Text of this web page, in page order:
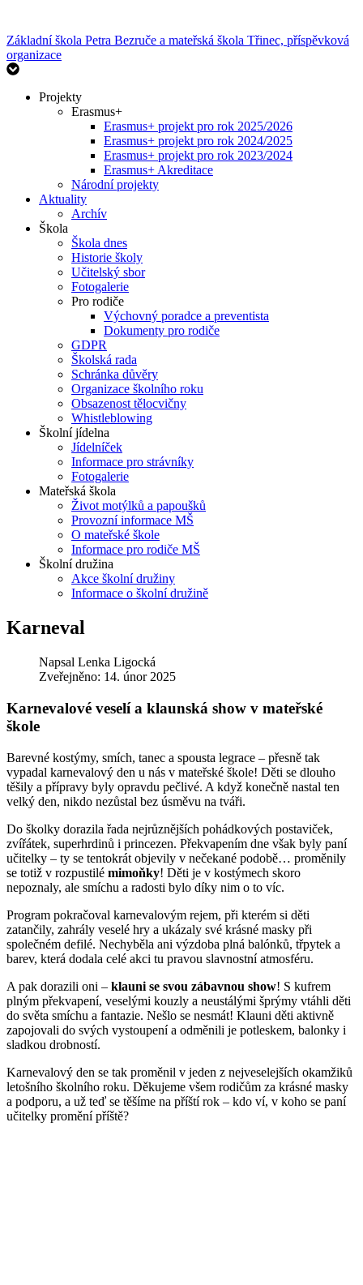
Základní škola Petra Bezruče a mateřská škola Třinec, příspěvková
organizace
Projekty
Erasmus+
Erasmus+ projekt pro rok 2025/2026
Erasmus+ projekt pro rok 2024/2025
Erasmus+ projekt pro rok 2023/2024
Erasmus+ Akreditace
Národní projekty
Aktuality
Archív
Škola
Škola dnes
Historie školy
Učitelský sbor
Fotogalerie
Pro rodiče
Výchovný poradce a preventista
Dokumenty pro rodiče
GDPR
Školská rada
Schránka důvěry
Organizace školního roku
Obsazenost tělocvičny
Whistleblowing
Školní jídelna
Jídelníček
Informace pro strávníky
Fotogalerie
Mateřská škola
Život motýlků a papoušků
Provozní informace MŠ
O mateřské škole
Informace pro rodiče MŠ
Školní družina
Akce školní družiny
Informace o školní družině
Karneval
Napsal Lenka Ligocká
Zveřejněno: 14. únor 2025
Karnevalové veselí a klaunská show v mateřské
škole
Barevné kostýmy, smích, tanec a spousta legrace – přesně tak
vypadal karnevalový den u nás v mateřské škole! Děti se dlouho
těšily a přípravy byly opravdu pečlivé. A když konečně nastal ten
velký den, nikdo nezůstal bez úsměvu na tváři.
Do školky dorazila řada nejrůznějších pohádkových postaviček,
zvířátek, superhrdinů i princezen. Překvapením dne však byly paní
učitelky – ty se tentokrát objevily v nečekané podobě… proměnily
se totiž v rozpustilé mimoňky! Děti je v kostýmech skoro
nepoznaly, ale smíchu a radosti bylo díky nim o to víc.
Program pokračoval karnevalovým rejem, při kterém si děti
zatančily, zahrály veselé hry a ukázaly své krásné masky při
společném defilé. Nechyběla ani výzdoba plná balónků, třpytek a
barev, která dodala celé akci tu pravou slavnostní atmosféru.
A pak dorazili oni – klauni se svou zábavnou show! S kufrem
plným překvapení, veselými kouzly a neustálými šprýmy vtáhli děti
do světa smíchu a fantazie. Nešlo se nesmát! Klauni děti aktivně
zapojovali do svých vystoupení a odměnili je potleskem, balonky i
sladkou drobností.
Karnevalový den se tak proměnil v jeden z nejveselejších okamžiků
letošního školního roku. Děkujeme všem rodičům za krásné masky
a podporu, a už teď se těšíme na příští rok – kdo ví, v koho se paní
učitelky promění příště?